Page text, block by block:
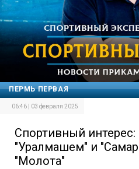
ПЕРМЬ ПЕРВАЯ
06:46 | 03 февраля 2025
Спортивный
"Уралмашем" и
"Молота"